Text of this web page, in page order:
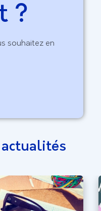
?
souhaitez en